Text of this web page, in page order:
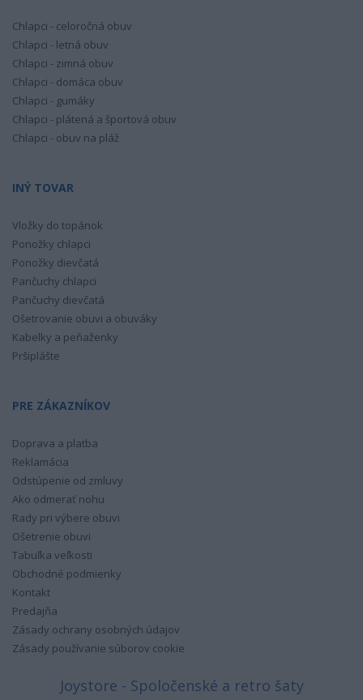
Chlapci - celoročná obuv
Chlapci - letná obuv
Chlapci - zimná obuv
Chlapci - domáca obuv
Chlapci - gumáky
Chlapci - plátená a športová obuv
Chlapci - obuv na pláž
INÝ TOVAR
Vložky do topánok
Ponožky chlapci
Ponožky dievčatá
Pančuchy chlapci
Pančuchy dievčatá
Ošetrovanie obuvi a obuváky
Kabelky a peňaženky
Pršiplášte
PRE ZÁKAZNÍKOV
Doprava a platba
Reklamácia
Odstúpenie od zmluvy
Ako odmerať nohu
Rady pri výbere obuvi
Ošetrenie obuvi
Tabuľka veľkosti
Obchodné podmienky
Kontakt
Predajňa
Zásady ochrany osobných údajov
Zásady používanie súborov cookie
Joystore - Spoločenské a retro šaty